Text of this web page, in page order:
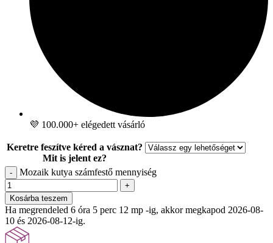
💜 100.000+ elégedett vásárló
Keretre feszítve kéred a vásznat?
Mit is jelent ez?
- Mozaik kutya számfestő mennyiség
+
Kosárba teszem
Ha megrendeled 6 óra 5 perc 11 mp -ig, akkor megkapod 2026-08-
10 és 2026-08-12-ig.